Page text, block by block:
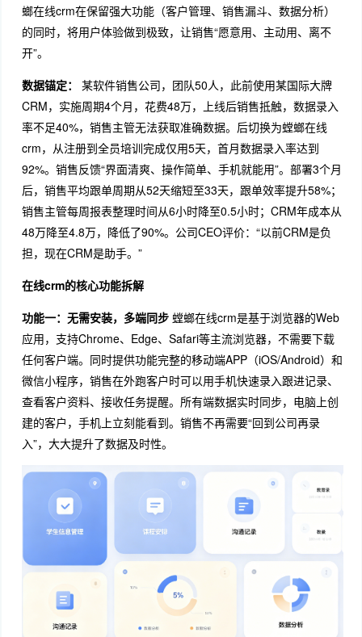
螂在线crm在保留强大功能（客户管理、销售漏斗、数据分析）
的同时，将用户体验做到极致，让销售“愿意用、主动用、离不
开”。
数据锚定：
某软件销售公司，团队50人，此前使用某国际大牌
CRM，实施周期4个月，花费48万，上线后销售抵触，数据录入
率不足40%，销售主管无法获取准确数据。后切换为螳螂在线
crm，从注册到全员培训完成仅用5天，首月数据录入率达到
92%。销售反馈“界面清爽、操作简单、手机就能用”。部署3个月
后，销售平均跟单周期从52天缩短至33天，跟单效率提升58%；
销售主管每周报表整理时间从6小时降至0.5小时；CRM年成本从
48万降至4.8万，降低了90%。公司CEO评价：“以前CRM是负
担，现在CRM是助手。”
在线crm的核心功能拆解
功能一：无需安装，多端同步螳螂在线crm是基于浏览器的Web
应用，支持Chrome、Edge、Safari等主流浏览器，不需要下载
任何客户端。同时提供功能完整的移动端APP（iOS/Android）和
微信小程序，销售在外跑客户时可以用手机快速录入跟进记录、
查看客户资料、接收任务提醒。所有端数据实时同步，电脑上创
建的客户，手机上立刻能看到。销售不再需要“回到公司再录
入”，大大提升了数据及时性。